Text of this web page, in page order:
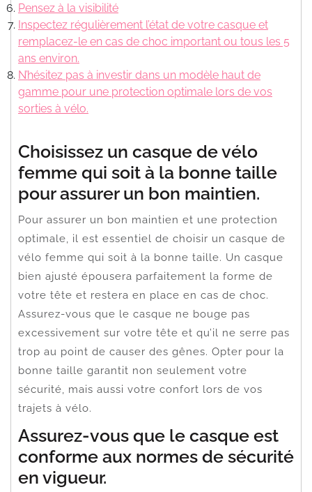
Pensez à la visibilité
Inspectez régulièrement l’état de votre casque et
remplacez-le en cas de choc important ou tous les 5
ans environ.
N’hésitez pas à investir dans un modèle haut de
gamme pour une protection optimale lors de vos
sorties à vélo.
Choisissez un casque de vélo
femme qui soit à la bonne taille
pour assurer un bon maintien.
Pour assurer un bon maintien et une protection
optimale, il est essentiel de choisir un casque de
vélo femme qui soit à la bonne taille. Un casque
bien ajusté épousera parfaitement la forme de
votre tête et restera en place en cas de choc.
Assurez-vous que le casque ne bouge pas
excessivement sur votre tête et qu’il ne serre pas
trop au point de causer des gênes. Opter pour la
bonne taille garantit non seulement votre
sécurité, mais aussi votre confort lors de vos
trajets à vélo.
Assurez-vous que le casque est
conforme aux normes de sécurité
en vigueur.